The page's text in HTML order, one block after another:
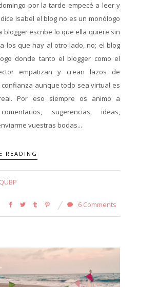
por la tarde empecé a leer y
Isabel el blog no es un monólogo
blogger escribe lo que ella quiere sin
los que hay al otro lado, no; el blog
donde tanto el blogger como el
empatizan y crean lazos de
aunque todo sea virtual es
Por eso siempre os animo a
sugerencias, ideas,
vuestras bodas...
READING
6 Comments